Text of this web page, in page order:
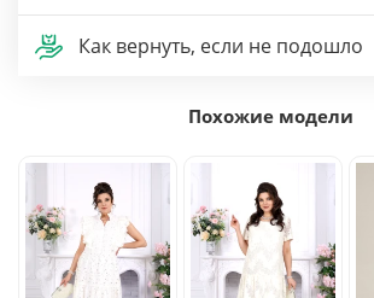
Как вернуть, если не подошло
Похожие модели